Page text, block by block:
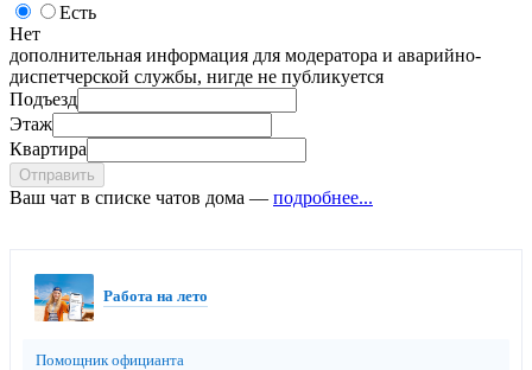
Есть
Нет
дополнительная информация для модератора и аварийно-
диспетчерской службы, нигде не публикуется
Подъезд
Этаж
Квартира
Отправить
Ваш чат в списке чатов дома — подробнее...
Работа на лето
Помощник официанта